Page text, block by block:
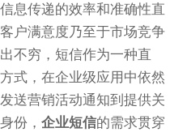
息传递的效率和准确性直
户满意度乃至于市场竞争
不穷，短信作为一种直
式，在企业级应用中依然
送营销活动通知到提供关
份，企业短信的需求贯穿